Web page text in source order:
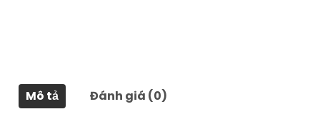
Mô tả Đánh giá (0)